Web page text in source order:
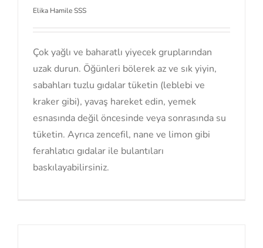
Elika Hamile SSS
Çok yağlı ve baharatlı yiyecek gruplarından
uzak durun. Öğünleri bölerek az ve sık yiyin,
sabahları tuzlu gıdalar tüketin (leblebi ve
kraker gibi), yavaş hareket edin, yemek
esnasında değil öncesinde veya sonrasında su
tüketin. Ayrıca zencefil, nane ve limon gibi
ferahlatıcı gıdalar ile bulantıları
baskılayabilirsiniz.